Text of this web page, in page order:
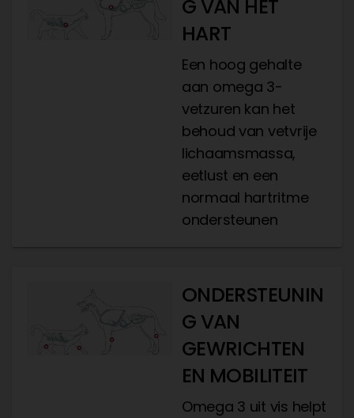
G VAN HET
HART
Een hoog gehalte
aan omega 3-
vetzuren kan het
behoud van vetvrije
lichaamsmassa,
eetlust en een
normaal hartritme
ondersteunen
ONDERSTEUNIN
G VAN
GEWRICHTEN
EN MOBILITEIT
Omega 3 uit vis helpt